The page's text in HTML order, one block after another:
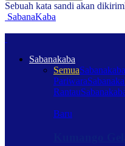
Sebuah kata sandi akan
SabanaKaba
Sabanakaba
Semua
Pariwara
Rantau
Baru